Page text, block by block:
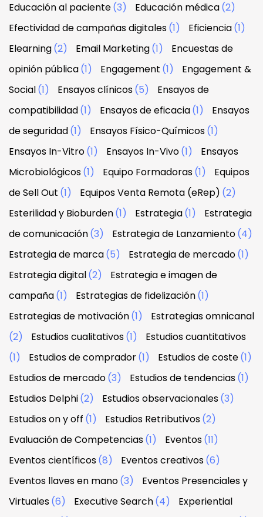
Educación al paciente(3) Educación médica(2)
Efectividad de campañas digitales(1) Eficiencia(1)
Elearning(2) Email Marketing(1)
Encuestas de
opinión pública(1) Engagement (1)
Engagement &
Social(1) Ensayos clínicos(5)
Ensayos de
compatibilidad(1) Ensayos de eficacia(1)
Ensayos
de seguridad(1) Ensayos Físico-Químicos(1)
Ensayos In-Vitro(1) Ensayos In-Vivo(1)
Ensayos
Microbiológicos(1) Equipo Formadoras(1)
Equipos
de Sell Out (1) Equipos Venta Remota (eRep) (2)
Esterilidad y Bioburden(1) Estrategia(1)
Estrategia
de comunicación(3) Estrategia de Lanzamiento(4)
Estrategia de marca(5) Estrategia de mercado(1)
Estrategia digital(2)
Estrategia e imagen de
campaña(1) Estrategias de fidelización(1)
Estrategias de motivación(1)
Estrategias omnicanal
(2)
Estudios cualitativos(1)
Estudios cuantitativos
(1)
Estudios de comprador(1) Estudios de coste(1)
Estudios de mercado(3) Estudios de tendencias(1)
Estudios Delphi(2) Estudios observacionales(3)
Estudios on y off (1) Estudios Retributivos(2)
Evaluación de Competencias(1) Eventos(11)
Eventos científicos(8) Eventos creativos(6)
Eventos llaves en mano(3)
Eventos Presenciales y
Virtuales(6) Executive Search(4)
Experiential